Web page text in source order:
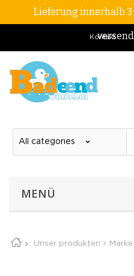
Lieferung innerhalb 3
Kontakt
MENÜ
Unser produkten